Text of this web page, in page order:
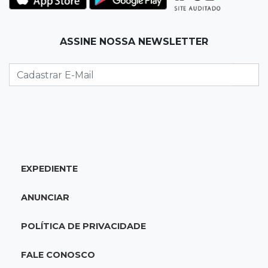
Carro atravessa avenida, destrói garagem e é
Pedestre morre atropelado durante a
madrugada no Monte Castelo
Idoso em bicicleta é atropelado por
ASSINE NOSSA NEWSLETTER
EXPEDIENTE
ANUNCIAR
POLÍTICA DE PRIVACIDADE
FALE CONOSCO